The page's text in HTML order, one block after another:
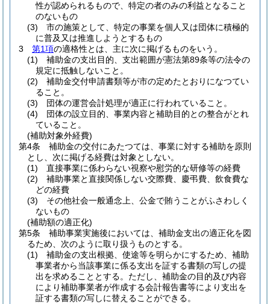
性が認められるもので、特定の者のみの利益となること
のないもの
(3)
市の施策として、特定の事業を個人又は団体に積極的
に普及又は推進しようとするもの
3
第1項の適格性とは、主に次に掲げるものをいう。
(1)
補助金の支出目的、支出範囲が憲法第89条等の法令の
規定に抵触しないこと。
(2)
補助金交付申請書類等が市の定めたとおりになつてい
ること。
(3)
団体の運営会計処理が適正に行われていること。
(4)
団体の設立目的、事業内容と補助目的との整合がとれ
ていること。
(補助対象外経費)
第4条
補助金の交付にあたつては、事業に対する補助を原則
とし、次に掲げる経費は対象としない。
(1)
直接事業に係わらない視察や慰労的な研修等の経費
(2)
補助事業と直接関係しない交際費、慶弔費、飲食費な
どの経費
(3)
その他社会一般通念上、公金で賄うことがふさわしく
ないもの
(補助額の適正化)
第5条
補助事業実施後においては、補助金支出の適正化を図
るため、次のように取り扱うものとする。
(1)
補助金の支出根拠、使途等を明らかにするため、補助
事業者から当該事業に係る支出を証する書類の写しの提
出を求めることとする。 ただし、補助金の目的及び内容
により補助事業者が作成する会計報告書等により支出を
証する書類の写しに替えることができる。